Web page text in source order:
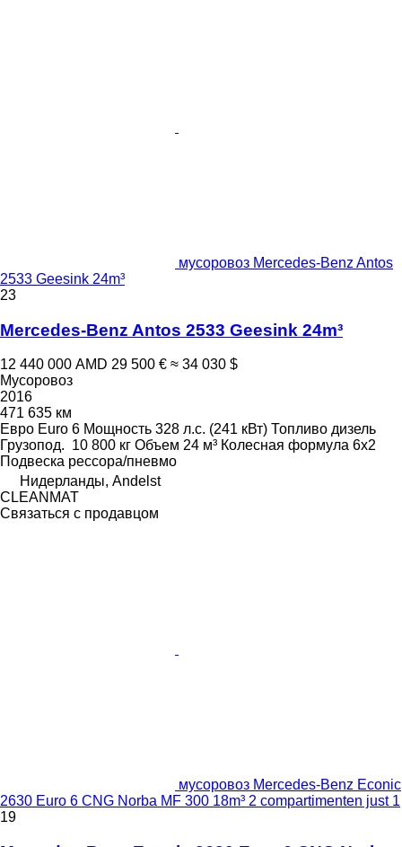
мусоровоз Mercedes-Benz Antos
2533 Geesink 24m³
23
Mercedes-Benz Antos 2533 Geesink 24m³
12 440 000 AMD 29 500 € ≈ 34 030 $
Мусоровоз
2016
471 635 км
Евро Euro 6 Мощность 328 л.с. (241 кВт) Топливо дизель
Грузопод. 10 800 кг Объем 24 м³ Колесная формула 6x2
Подвеска рессора/пневмо
Нидерланды, Andelst
CLEANMAT
Связаться с продавцом
мусоровоз Mercedes-Benz Econic
2630 Euro 6 CNG Norba MF 300 18m³ 2 compartimenten just 1
19